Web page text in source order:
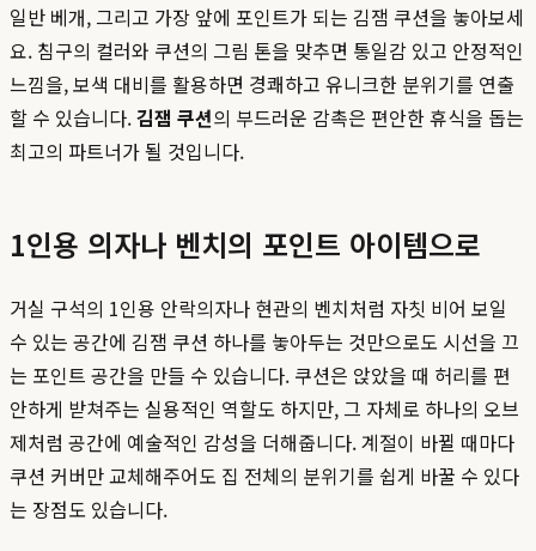
일반 베개, 그리고 가장 앞에 포인트가 되는 김잼 쿠션을 놓아보세
요. 침구의 컬러와 쿠션의 그림 톤을 맞추면 통일감 있고 안정적인
느낌을, 보색 대비를 활용하면 경쾌하고 유니크한 분위기를 연출
할 수 있습니다.김잼 쿠션의 부드러운 감촉은 편안한 휴식을 돕는
최고의 파트너가 될 것입니다.
1인용 의자나 벤치의 포인트 아이템으로
거실 구석의 1인용 안락의자나 현관의 벤치처럼 자칫 비어 보일
수 있는 공간에 김잼 쿠션 하나를 놓아두는 것만으로도 시선을 끄
는 포인트 공간을 만들 수 있습니다. 쿠션은 앉았을 때 허리를 편
안하게 받쳐주는 실용적인 역할도 하지만, 그 자체로 하나의 오브
제처럼 공간에 예술적인 감성을 더해줍니다. 계절이 바뀔 때마다
쿠션 커버만 교체해주어도 집 전체의 분위기를 쉽게 바꿀 수 있다
는 장점도 있습니다.